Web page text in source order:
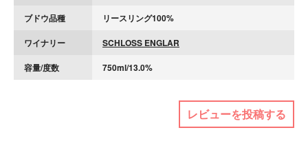
ブドウ品種
リースリング100%
ワイナリー
SCHLOSS ENGLAR
容量/度数
750ml/13.0%
レビューを投稿する